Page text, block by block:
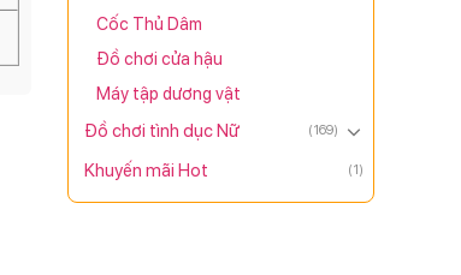
Cốc Thủ Dâm
Đồ chơi cửa hậu
Máy tập dương vật
Đồ chơi tình dục Nữ (169)
Khuyến mãi Hot (1)